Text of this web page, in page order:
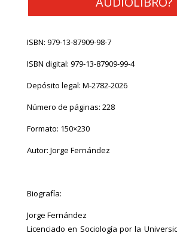
ISBN: 979-13-87909-98-7
ISBN digital: 979-13-87909-99-4
Depósito legal: M-2782-2026
Número de páginas: 228
Formato: 150×230
Autor: Jorge Fernández
Biografía:
Jorge Fernández
Licenciado en Sociología por la